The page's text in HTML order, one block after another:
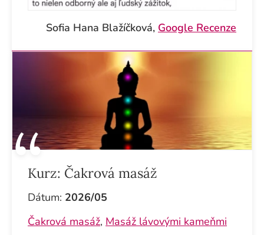
Sofia Hana Blažíčková, Google Recenze
Kurz: Čakrová masáž
Dátum: 2026/05
Čakrová masáž, Masáž lávovými kameňmi